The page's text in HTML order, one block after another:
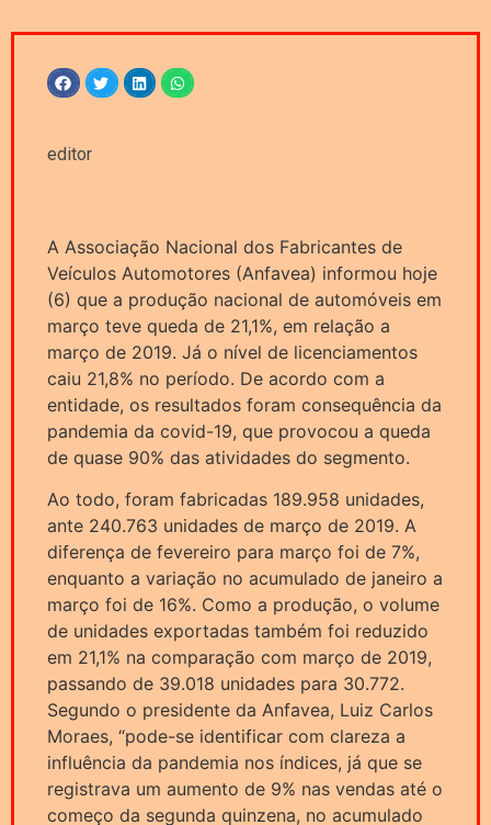
editor
A Associação Nacional dos Fabricantes de
Veículos Automotores (Anfavea) informou hoje
(6) que a produção nacional de automóveis em
março teve queda de 21,1%, em relação a
março de 2019. Já o nível de licenciamentos
caiu 21,8% no período. De acordo com a
entidade, os resultados foram consequência da
pandemia da covid-19, que provocou a queda
de quase 90% das atividades do segmento.
Ao todo, foram fabricadas 189.958 unidades,
ante 240.763 unidades de março de 2019. A
diferença de fevereiro para março foi de 7%,
enquanto a variação no acumulado de janeiro a
março foi de 16%. Como a produção, o volume
de unidades exportadas também foi reduzido
em 21,1% na comparação com março de 2019,
passando de 39.018 unidades para 30.772.
Segundo o presidente da Anfavea, Luiz Carlos
Moraes, “pode-se identificar com clareza a
influência da pandemia nos índices, já que se
registrava um aumento de 9% nas vendas até o
começo da segunda quinzena, no acumulado